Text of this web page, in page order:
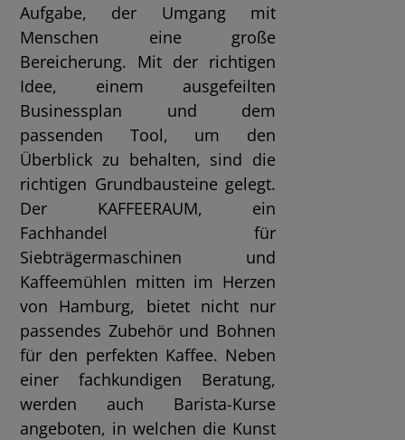
Aufgabe, der Umgang mit
Menschen eine große
Bereicherung. Mit der richtigen
Idee, einem ausgefeilten
Businessplan und dem
passenden Tool, um den
Überblick zu behalten, sind die
richtigen Grundbausteine gelegt.
Der KAFFEERAUM, ein
Fachhandel für
Siebträgermaschinen und
Kaffeemühlen mitten im Herzen
von Hamburg, bietet nicht nur
passendes Zubehör und Bohnen
für den perfekten Kaffee. Neben
einer fachkundigen Beratung,
werden auch Barista-Kurse
angeboten, in welchen die Kunst